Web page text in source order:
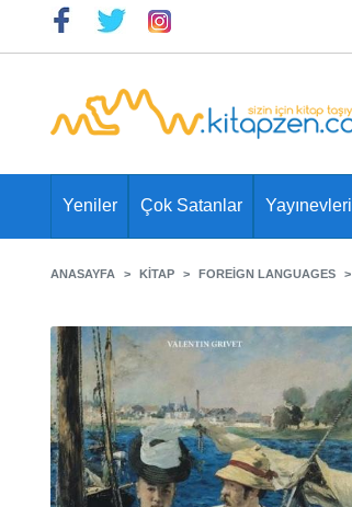
Yeniler Çok Satanlar Yayınevleri
ANASAYFA KITAP FOREIGN LANGUAGES